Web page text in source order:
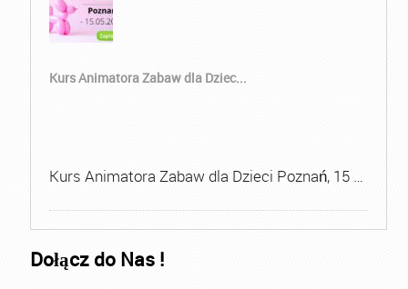
Kurs Animatora Zabaw dla Dziec...
Kurs Animatora Zabaw dla Dzieci Poznań, 15 …
Dołącz do Nas !